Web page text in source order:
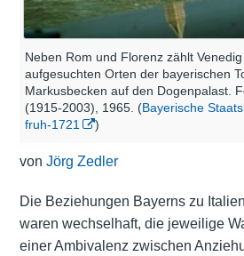
Neben Rom und Florenz zählt
aufgesuchten Orten der bayerischen
Markusbecken auf den Dogenpalast.
(1915-2003), 1965. (Bayerische
fruh-1721
)
von Jörg Zedler
Die Beziehungen Bayerns zu
waren wechselhaft, die jeweilige
einer Ambivalenz zwischen